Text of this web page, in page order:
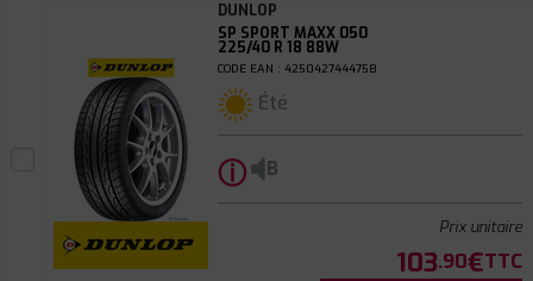
DUNLOP
SP SPORT MAXX 050
225/40 R 18 88W
CODE EAN : 4250427444758
Été
ⓘ B
Prix unitaire
103.90€TTC